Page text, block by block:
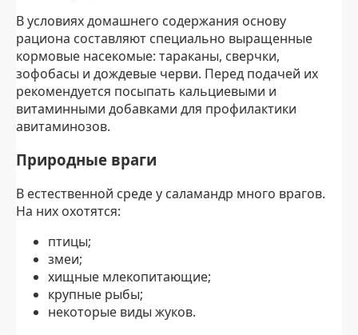
В условиях домашнего содержания основу
рациона составляют специально выращенные
кормовые насекомые: тараканы, сверчки,
зофобасы и дождевые черви. Перед подачей их
рекомендуется посыпать кальциевыми и
витаминными добавками для профилактики
авитаминозов.
Природные враги
В естественной среде у саламандр много врагов.
На них охотятся:
птицы;
змеи;
хищные млекопитающие;
крупные рыбы;
некоторые виды жуков.